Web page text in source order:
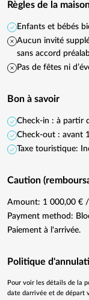
Règles de la
Enfants et bébés
Aucun invité
sans accord
Pas de fêtes ni
Bon à savoir
Check-in : à partir
Check-out : avant
Taxe touristique:
Caution
Amount: 1 000,00 €
Payment method:
Paiement à l'arrivée.
Politique
Pour voir les détails de la
date darrivée et de départ